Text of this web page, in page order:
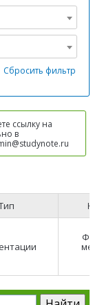
Сбросить фильтр
ссылку на
в